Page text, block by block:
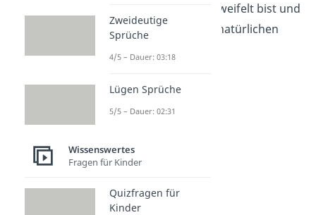
dass du nicht verzweifelt bist und
den Dingen ihren natürlichen
Zweideutige
Sprüche
4/5 – Dauer: 03:18
Lügen Sprüche
5/5 – Dauer: 02:31
Wissenswertes
Fragen für Kinder
Quizfragen für
Kinder